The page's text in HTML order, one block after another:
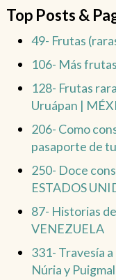
Top Posts &
49- Frutas
106- Más
128- Frutas
Uruápan |
206- Como
pasaporte de
250- Doce
ESTADOS
87- Historias
VENEZUELA
331- Travesía
Núria y